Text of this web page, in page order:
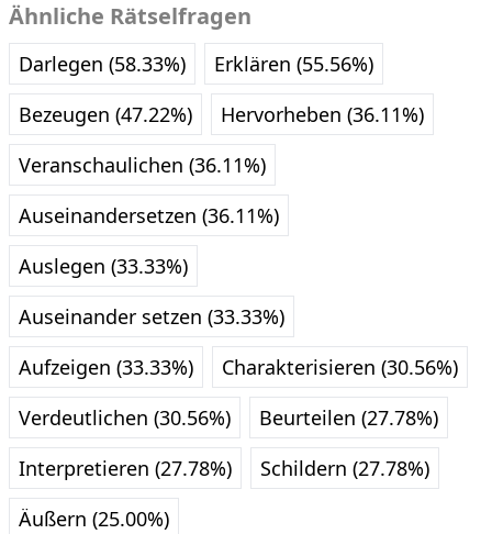
Ähnliche Rätselfragen
Darlegen (58.33%)
Erklären (55.56%)
Bezeugen (47.22%)
Hervorheben (36.11%)
Veranschaulichen (36.11%)
Auseinandersetzen (36.11%)
Auslegen (33.33%)
Auseinander setzen (33.33%)
Aufzeigen (33.33%)
Charakterisieren (30.56%)
Verdeutlichen (30.56%)
Beurteilen (27.78%)
Interpretieren (27.78%)
Schildern (27.78%)
Äußern (25.00%)